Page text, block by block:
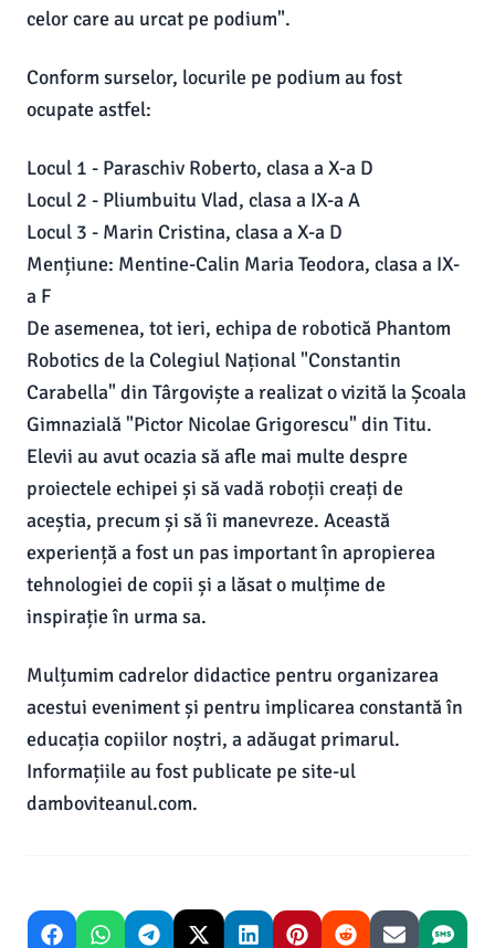
celor care au urcat pe podium".
Conform surselor, locurile pe podium au fost
ocupate astfel:
Locul 1 - Paraschiv Roberto, clasa a X-a D
Locul 2 - Pliumbuitu Vlad, clasa a IX-a A
Locul 3 - Marin Cristina, clasa a X-a D
Mențiune: Mentine-Calin Maria Teodora, clasa a IX-
a F
De asemenea, tot ieri, echipa de robotică Phantom
Robotics de la Colegiul Național "Constantin
Carabella" din Târgoviște a realizat o vizită la Școala
Gimnazială "Pictor Nicolae Grigorescu" din Titu.
Elevii au avut ocazia să afle mai multe despre
proiectele echipei și să vadă roboții creați de
aceștia, precum și să îi manevreze. Această
experiență a fost un pas important în apropierea
tehnologiei de copii și a lăsat o mulțime de
inspirație în urma sa.
Mulțumim cadrelor didactice pentru organizarea
acestui eveniment și pentru implicarea constantă în
educația copiilor noștri, a adăugat primarul.
Informațiile au fost publicate pe site-ul
damboviteanul.com.